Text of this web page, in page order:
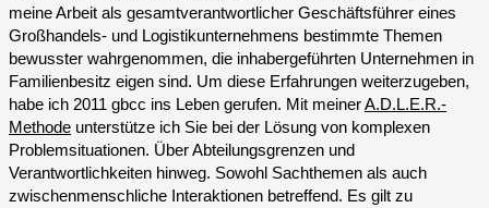
meine Arbeit als gesamtverantwortlicher Geschäftsführer eines
Großhandels- und Logistikunternehmens bestimmte Themen
bewusster wahrgenommen, die inhabergeführten Unternehmen in
Familienbesitz eigen sind. Um diese Erfahrungen weiterzugeben,
habe ich 2011 gbcc ins Leben gerufen. Mit meinerA.D.L.E.R.-
Methode unterstütze ich Sie bei der Lösung von komplexen
Problemsituationen. Über Abteilungsgrenzen und
Verantwortlichkeiten hinweg. Sowohl Sachthemen als auch
zwischenmenschliche Interaktionen betreffend. Es gilt zu